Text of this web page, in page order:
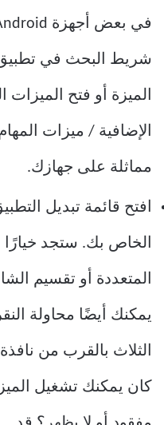
شريط البحث في تطبيق
الميزة أو فتح الميزات
الإضافية / ميزات
مماثلة على جهازك.
الخاص بك. ستجد خيارًا
المتعددة أو تقسيم
يمكنك أيضًا محاولة
الثلاث بالقرب من
كان يمكنك تشغيل